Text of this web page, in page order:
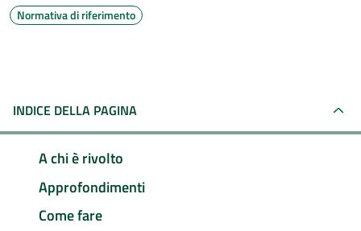
Normativa di riferimento
INDICE DELLA PAGINA
A chi è rivolto
Approfondimenti
Come fare